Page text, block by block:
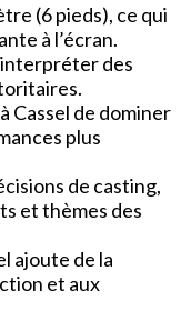
(6 pieds), ce qui
à l’écran.
interpréter des
Cassel de dominer
plus
de casting,
et thèmes des
ajoute de la
et aux